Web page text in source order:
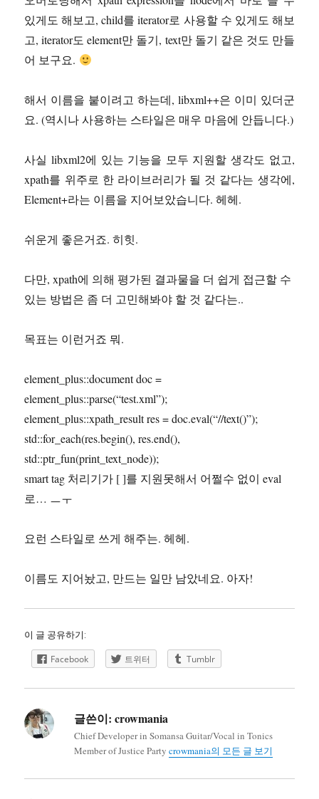
있게도 해보고, child를 iterator로 사용할 수 있게도 해보
고, iterator도 element만 돌기, text만 돌기 같은 것도 만들
어 보구요.
해서 이름을 붙이려고 하는데, libxml++은 이미 있더군
요. (역시나 사용하는 스타일은 매우 마음에 안듭니다.)
사실 libxml2에 있는 기능을 모두 지원할 생각도 없고,
xpath를 위주로 한 라이브러리가 될 것 같다는 생각에,
Element+라는 이름을 지어보았습니다. 헤헤.
쉬운게 좋은거죠. 히힛.
다만, xpath에 의해 평가된 결과물을 더 쉽게 접근할 수
있는 방법은 좀 더 고민해봐야 할 것 같다는..
목표는 이런거죠 뭐.
element_plus::document doc =
element_plus::parse(“test.xml”);
element_plus::xpath_result res = doc.eval(“//text()”);
std::for_each(res.begin(), res.end(),
std::ptr_fun(print_text_node));
smart tag 처리기가 [ ]를 지원못해서 어쩔수 없이 eval
로… ㅡㅜ
요런 스타일로 쓰게 해주는. 헤헤.
이름도 지어놨고, 만드는 일만 남았네요. 아자!
이 글 공유하기:
Facebook 트위터 Tumblr
글쓴이: crowmania
Chief Developer in Somansa Guitar/Vocal in Tonics
Member of Justice Partycrowmania의 모든 글 보기